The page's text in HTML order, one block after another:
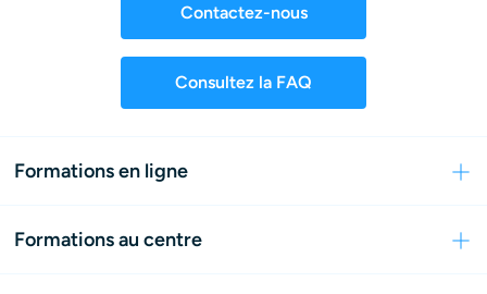
Contactez-nous
Consultez la FAQ
Formations en ligne
Formations au centre